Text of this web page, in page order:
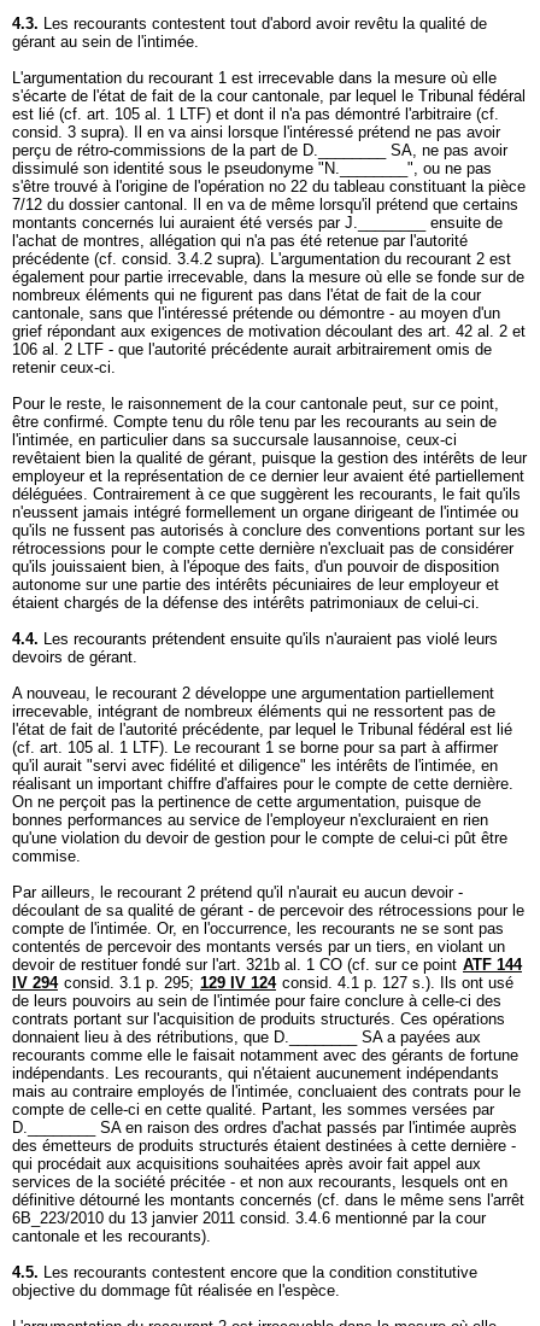
4.3. Les recourants contestent tout d'abord avoir revêtu la qualité de
gérant au sein de l'intimée.
L'argumentation du recourant 1 est irrecevable dans la mesure où elle
s'écarte de l'état de fait de la cour cantonale, par lequel le Tribunal fédéral
est lié (cf. art. 105 al. 1 LTF) et dont il n'a pas démontré l'arbitraire (cf.
consid. 3 supra). Il en va ainsi lorsque l'intéressé prétend ne pas avoir
perçu de rétro-commissions de la part de D.________ SA, ne pas avoir
dissimulé son identité sous le pseudonyme "N.________", ou ne pas
s'être trouvé à l'origine de l'opération no 22 du tableau constituant la pièce
7/12 du dossier cantonal. Il en va de même lorsqu'il prétend que certains
montants concernés lui auraient été versés par J.________ ensuite de
l'achat de montres, allégation qui n'a pas été retenue par l'autorité
précédente (cf. consid. 3.4.2 supra). L'argumentation du recourant 2 est
également pour partie irrecevable, dans la mesure où elle se fonde sur de
nombreux éléments qui ne figurent pas dans l'état de fait de la cour
cantonale, sans que l'intéressé prétende ou démontre - au moyen d'un
grief répondant aux exigences de motivation découlant des art. 42 al. 2 et
106 al. 2 LTF - que l'autorité précédente aurait arbitrairement omis de
retenir ceux-ci.
Pour le reste, le raisonnement de la cour cantonale peut, sur ce point,
être confirmé. Compte tenu du rôle tenu par les recourants au sein de
l'intimée, en particulier dans sa succursale lausannoise, ceux-ci
revêtaient bien la qualité de gérant, puisque la gestion des intérêts de leur
employeur et la représentation de ce dernier leur avaient été partiellement
déléguées. Contrairement à ce que suggèrent les recourants, le fait qu'ils
n'eussent jamais intégré formellement un organe dirigeant de l'intimée ou
qu'ils ne fussent pas autorisés à conclure des conventions portant sur les
rétrocessions pour le compte cette dernière n'excluait pas de considérer
qu'ils jouissaient bien, à l'époque des faits, d'un pouvoir de disposition
autonome sur une partie des intérêts pécuniaires de leur employeur et
étaient chargés de la défense des intérêts patrimoniaux de celui-ci.
4.4. Les recourants prétendent ensuite qu'ils n'auraient pas violé leurs
devoirs de gérant.
A nouveau, le recourant 2 développe une argumentation partiellement
irrecevable, intégrant de nombreux éléments qui ne ressortent pas de
l'état de fait de l'autorité précédente, par lequel le Tribunal fédéral est lié
(cf. art. 105 al. 1 LTF). Le recourant 1 se borne pour sa part à affirmer
qu'il aurait "servi avec fidélité et diligence" les intérêts de l'intimée, en
réalisant un important chiffre d'affaires pour le compte de cette dernière.
On ne perçoit pas la pertinence de cette argumentation, puisque de
bonnes performances au service de l'employeur n'excluraient en rien
qu'une violation du devoir de gestion pour le compte de celui-ci pût être
commise.
Par ailleurs, le recourant 2 prétend qu'il n'aurait eu aucun devoir -
découlant de sa qualité de gérant - de percevoir des rétrocessions pour le
compte de l'intimée. Or, en l'occurrence, les recourants ne se sont pas
contentés de percevoir des montants versés par un tiers, en violant un
devoir de restituer fondé sur l'art. 321b al. 1 CO (cf. sur ce point ATF 144
IV 294 consid. 3.1 p. 295; 129 IV 124 consid. 4.1 p. 127 s.). Ils ont usé
de leurs pouvoirs au sein de l'intimée pour faire conclure à celle-ci des
contrats portant sur l'acquisition de produits structurés. Ces opérations
donnaient lieu à des rétributions, que D.________ SA a payées aux
recourants comme elle le faisait notamment avec des gérants de fortune
indépendants. Les recourants, qui n'étaient aucunement indépendants
mais au contraire employés de l'intimée, concluaient des contrats pour le
compte de celle-ci en cette qualité. Partant, les sommes versées par
D.________ SA en raison des ordres d'achat passés par l'intimée auprès
des émetteurs de produits structurés étaient destinées à cette dernière -
qui procédait aux acquisitions souhaitées après avoir fait appel aux
services de la société précitée - et non aux recourants, lesquels ont en
définitive détourné les montants concernés (cf. dans le même sens l'arrêt
6B_223/2010 du 13 janvier 2011 consid. 3.4.6 mentionné par la cour
cantonale et les recourants).
4.5. Les recourants contestent encore que la condition constitutive
objective du dommage fût réalisée en l'espèce.